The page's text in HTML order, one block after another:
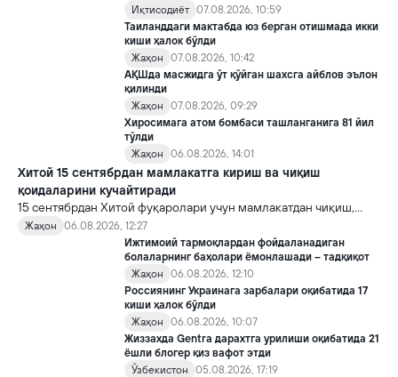
хавотирларни ҳам кучайтирмоқда.
Иқтисодиёт 07.08.2026, 10:59
Таиланддаги мактабда юз берган отишмада икки
киши ҳалок бўлди
Жаҳон
07.08.2026, 10:42
АҚШда масжидга ўт қўйган шахсга айблов эълон
қилинди
Жаҳон
07.08.2026, 09:29
Хиросимага атом бомбаси ташланганига 81 йил
тўлди
Жаҳон
06.08.2026, 14:01
Хитой 15 сентябрдан мамлакатга кириш ва чиқиш
қоидаларини кучайтиради
15 сентябрдан Хитой фуқаролари учун мамлакатдан чиқиш,
хорижликлар учун эса Хитойга кириш тартиби бўйича янги
қоидалар кучга киради.
Жаҳон
06.08.2026, 12:27
Ижтимоий тармоқлардан фойдаланадиган
болаларнинг баҳолари ёмонлашади – тадқиқот
Жаҳон
06.08.2026, 12:10
Россиянинг Украинага зарбалари оқибатида 17
киши ҳалок бўлди
Жаҳон
06.08.2026, 10:07
Жиззахда Gentra дарахтга урилиши оқибатида 21
ёшли блогер қиз вафот этди
Ўзбекистон
05.08.2026, 17:19